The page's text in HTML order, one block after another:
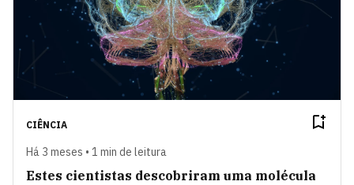
CIÊNCIA
Há 3 meses • 1 min de leitura
Estes cientistas descobriram uma molécula